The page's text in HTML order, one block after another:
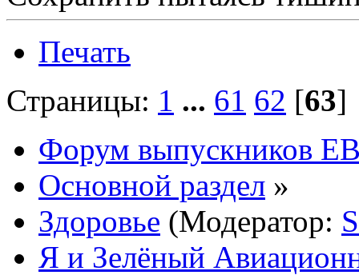
Печать
Страницы: 1 ... 61 62 [63
Форум выпускников
Основной раздел »
Здоровье (Модератор:
Я и Зелёный